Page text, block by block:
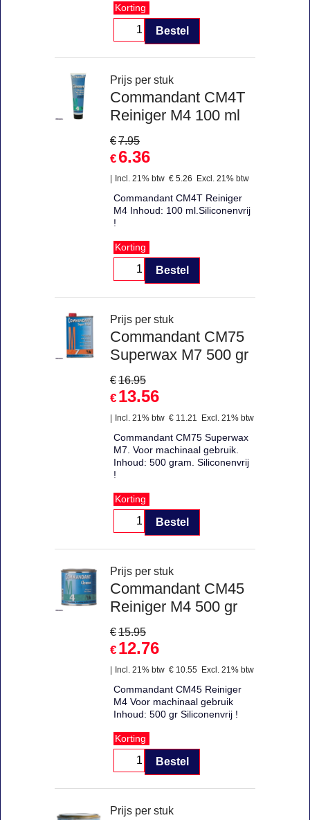
Korting
Bestel
Prijs per stuk
Commandant CM4T
Reiniger M4 100 ml
€7.95
€6.36
Incl. 21% btw € 5.26 Excl. 21% btw
Commandant CM4T Reiniger
M4 Inhoud: 100 ml.Siliconenvrij
!
Korting
Bestel
Prijs per stuk
Commandant CM75
Superwax M7 500 gr
€16.95
€ 13.56
Incl. 21% btw € 11.21 Excl. 21% btw
Commandant CM75 Superwax
M7. Voor machinaal gebruik.
Inhoud: 500 gram. Siliconenvrij
!
Korting
Bestel
Prijs per stuk
Commandant CM45
Reiniger M4 500 gr
€15.95
€ 12.76
Incl. 21% btw € 10.55 Excl. 21% btw
Commandant CM45 Reiniger
M4 Voor machinaal gebruik
Inhoud: 500 gr Siliconenvrij !
Korting
Bestel
Prijs per stuk